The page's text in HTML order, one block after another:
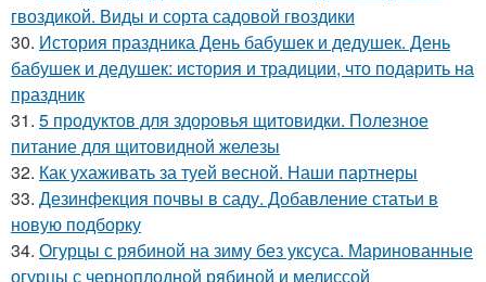
гвоздикой. Виды и сорта садовой гвоздики
30. История праздника День бабушек и дедушек. День
бабушек и дедушек: история и традиции, что подарить на
праздник
31. 5 продуктов для здоровья щитовидки. Полезное
питание для щитовидной железы
32. Как ухаживать за туей весной. Наши партнеры
33. Дезинфекция почвы в саду. Добавление статьи в
новую подборку
34. Огурцы с рябиной на зиму без уксуса. Маринованные
огурцы с черноплодной рябиной и мелиссой